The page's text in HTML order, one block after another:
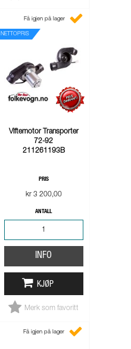
NETTOPRIS
Få igjen på lager
Viftemotor Transporter
72-92
211261193B
PRIS
kr 3 200,00
ANTALL
INFO
KJØP
Merk som favoritt
Få igjen på lager